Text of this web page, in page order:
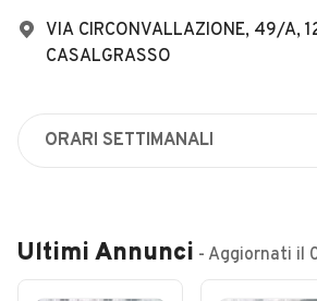
Veicoli Commerciali
VIA CIRCONVALLAZIONE, 49/A,
CASALGRASSO
ORARI SETTIMANALI
Martedì
Chiuso
Ultimi Annunci - Aggiornati il